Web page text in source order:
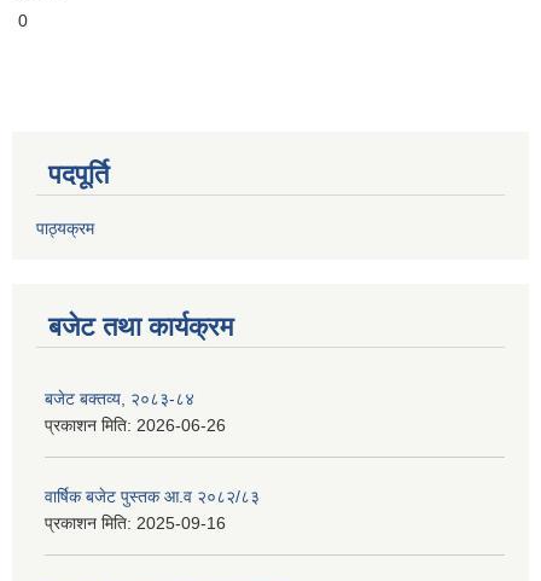
0
पदपूर्ति
पाठ्यक्रम
बजेट तथा कार्यक्रम
बजेट बक्तव्य, २०८३-८४
प्रकाशन मिति: 2026-06-26
वार्षिक बजेट पुस्तक आ.व २०८२/८३
प्रकाशन मिति: 2025-09-16